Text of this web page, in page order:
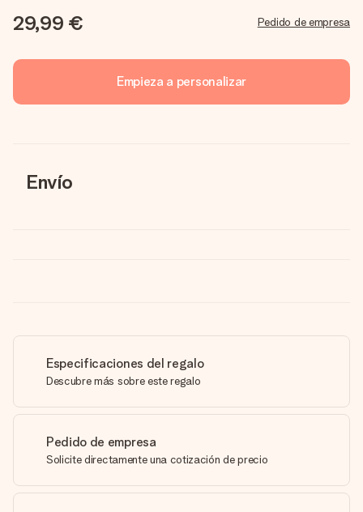
29,99 € Pedido de empresa
Empieza a personalizar
Envío
Especificaciones del regalo
Descubre más sobre este regalo
Pedido de empresa
Solicite directamente una cotización de precio